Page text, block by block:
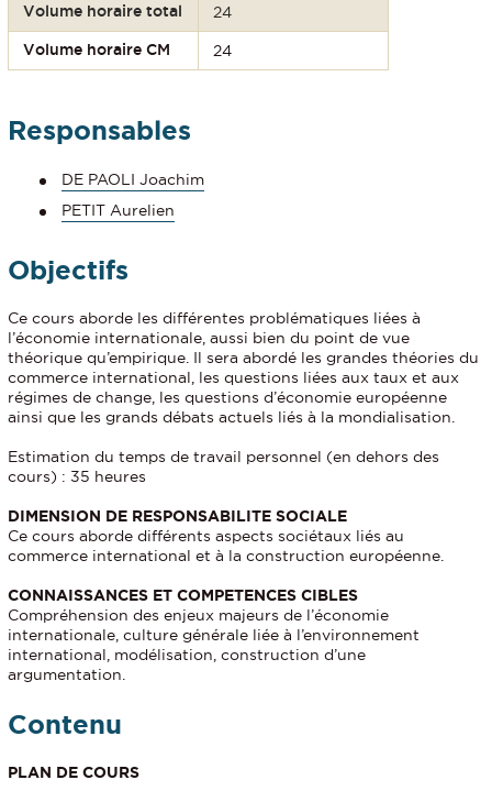
Volume horaire total 24
Volume horaire CM 24
Responsables
DE PAOLI Joachim
PETIT Aurelien
Objectifs
Ce cours aborde les différentes problématiques liées à
l’économie internationale, aussi bien du point de vue
théorique qu’empirique. Il sera abordé les grandes théories du
commerce international, les questions liées aux taux et aux
régimes de change, les questions d’économie européenne
ainsi que les grands débats actuels liés à la mondialisation.
Estimation du temps de travail personnel (en dehors des
cours) : 35 heures
DIMENSION DE RESPONSABILITE SOCIALE
Ce cours aborde différents aspects sociétaux liés au
commerce international et à la construction européenne.
CONNAISSANCES ET COMPETENCES CIBLES
Compréhension des enjeux majeurs de l’économie
internationale, culture générale liée à l’environnement
international, modélisation, construction d’une
argumentation.
Contenu
PLAN DE COURS